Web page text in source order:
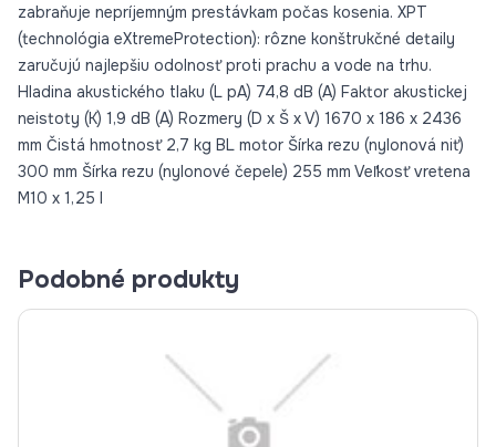
zabraňuje nepríjemným prestávkam počas kosenia. XPT
(technológia eXtremeProtection): rôzne konštrukčné detaily
zaručujú najlepšiu odolnosť proti prachu a vode na trhu.
Hladina akustického tlaku (L pA) 74,8 dB (A) Faktor akustickej
neistoty (K) 1,9 dB (A) Rozmery (D x Š x V) 1670 x 186 x 2436
mm Čistá hmotnosť 2,7 kg BL motor Šírka rezu (nylonová niť)
300 mm Šírka rezu (nylonové čepele) 255 mm Veľkosť vretena
M10 x 1,25 l
Podobné produkty